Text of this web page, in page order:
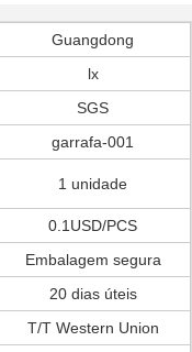
Guangdong
lx
SGS
garrafa-001
1 unidade
0.1USD/PCS
Embalagem segura
20 dias úteis
T/T Western Union